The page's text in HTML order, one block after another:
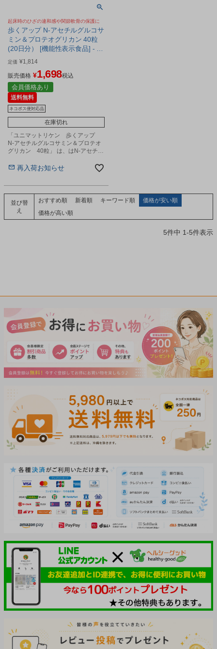
起床時のひざの違和感や関節軟骨の保護に
歩くアップ N-アセチルグルコサ
ミン＆プロテオグリカン 40粒
(20日分） [機能性表示食品] - ユ
ニマットリケン [ひざ関節の悩
み/関節軟骨の保護] ※ネコポス
対応商品
定価 ¥1,814
販売価格 ¥1,698税込
会員価格あり
送料無料
ネコポス便対応品
在庫切れ
「ユニマットリケン 歩くアップ
N-アセチルグルコサミン＆プロテオ
グリカン 40粒」 は、はN-アセチル
テオグリカンを配合し、ひざのお悩
みをサポートする機能性表示食品で
再入荷お知らせ
並び替
え
おすすめ順 新着順 キーワード順
価格が安い順
価格が高い順
5件中 1-5件表示